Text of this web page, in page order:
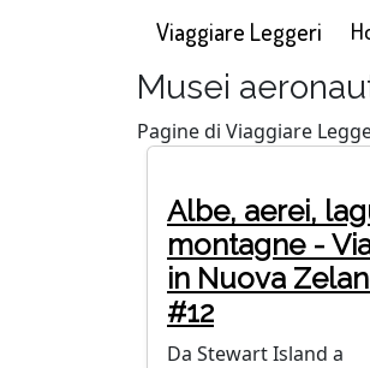
Viaggiare Leggeri
Musei
Pagine di Viaggiare
Albe, aerei,
montagne -
in Nuova
#12
Da Stewart Island a